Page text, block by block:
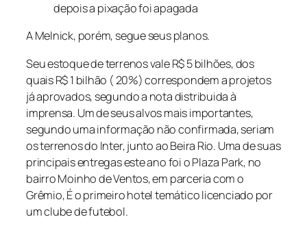
depois a pixação foi apagada
A Melnick, porém, segue seus planos.
Seu estoque de terrenos vale R$ 5 bilhões, dos
quais R$ 1 bilhão ( 20%) correspondem a projetos
já aprovados, segundo a nota distribuida à
imprensa. Um de seus alvos mais importantes,
segundo uma informação não confirmada, seriam
os terrenos do Inter, junto ao Beira Rio. Uma de suas
principais entregas este ano foi o Plaza Park, no
bairro Moinho de Ventos, em parceria com o
Grêmio, É o primeiro hotel temático licenciado por
um clube de futebol.